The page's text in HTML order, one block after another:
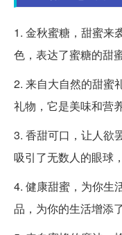
1. 金秋蜜糖，甜蜜来
色，表达了蜜糖的甜
2. 来自大自然的甜蜜
礼物，它是美味和营
3. 香甜可口，让人欲
吸引了无数人的眼球
4. 健康甜蜜，为你生
品，为你的生活增添